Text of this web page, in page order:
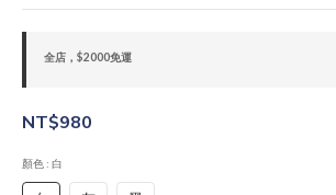
全店，$2000免運
NT$980
顏色 : 白